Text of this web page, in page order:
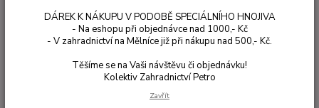
DÁREK K NÁKUPU V PODOBĚ SPECIÁLNÍHO HNOJIVA
- Na eshopu při objednávce nad 1000,- Kč
- V zahradnictví na Mělníce již při nákupu nad 500,- Kč.
Těšíme se na Vaši návštěvu či objednávku!
Kolektiv Zahradnictví Petro
Zavřít